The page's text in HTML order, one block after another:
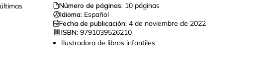
Número de páginas: 10 páginas
Idioma: Español
Fecha de publicación: 4 de noviembre de 2022
ISBN: 9791039526210
Ilustradora de libros infantiles